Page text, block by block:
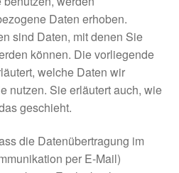
Daten erhoben.
sind Daten, mit denen Sie
können. Die vorliegende
welche Daten wir
nutzen. Sie erläutert auch, wie
geschieht.
die Datenübertragung im
per E-Mail)